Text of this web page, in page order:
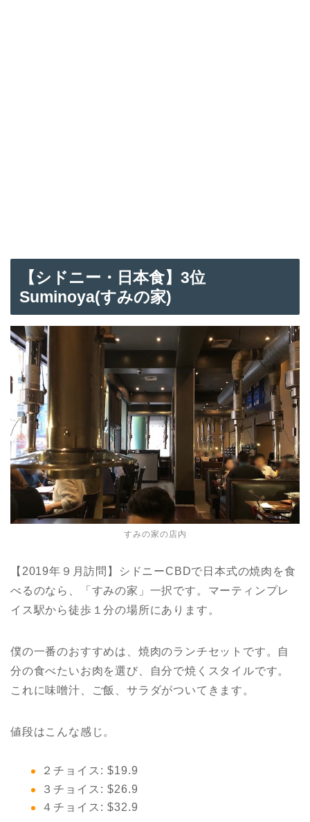
【シドニー・日本食】3位
Suminoya(すみの家)
すみの家の店内
【2019年９月訪問】シドニーCBDで日本式の焼肉を食
べるのなら、「すみの家」一択です。マーティンプレ
イス駅から徒歩１分の場所にあります。
僕の一番のおすすめは、焼肉のランチセットです。自
分の食べたいお肉を選び、自分で焼くスタイルです。
これに味噌汁、ご飯、サラダがついてきます。
値段はこんな感じ。
２チョイス: $19.9
３チョイス: $26.9
４チョイス: $32.9